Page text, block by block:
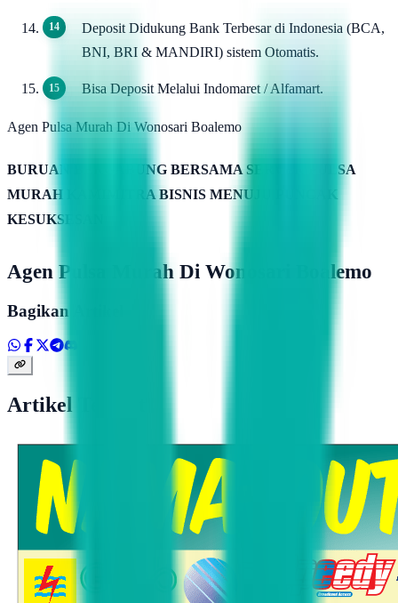
Deposit Didukung Bank Terbesar di Indonesia (BCA,
BNI, BRI & MANDIRI) sistem Otomatis.
Bisa Deposit Melalui Indomaret / Alfamart.
Agen Pulsa Murah Di Wonosari Boalemo
BURUAN BERGABUNG BERSAMA SERVER PULSA
MURAH KAMIMITRA BISNIS MENUJU PUNCAK
KESUKSESAN
Agen Pulsa Murah Di Wonosari Boalemo
Bagikan Artikel
Artikel Terkait